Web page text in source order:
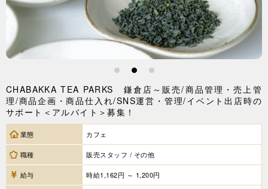
1 2 3
CHABAKKA TEA PARKS 鎌倉店～販売/商品管理・売上管
理/商品企画・商品仕入れ/SNS運営・管理/イベント出店時の
サポート＜アルバイト＞募集！
業態 カフェ
職種 販売スタッフ / その他
給与 時給1,162円 ～ 1,200円